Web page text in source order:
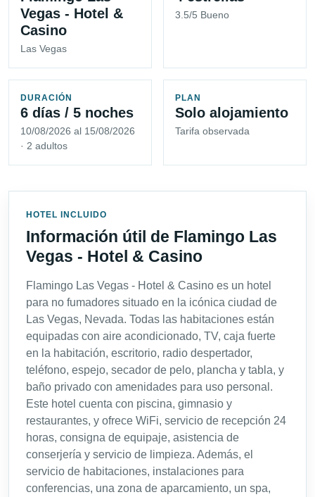
Vegas - Hotel &
Casino
Las Vegas
3.5/5 Bueno
DURACIÓN
6 días / 5 noches
10/08/2026 al 15/08/2026
· 2 adultos
PLAN
Solo alojamiento
Tarifa observada
HOTEL INCLUIDO
Información útil de Flamingo Las
Vegas - Hotel & Casino
Flamingo Las Vegas - Hotel & Casino es un hotel
para no fumadores situado en la icónica ciudad de
Las Vegas, Nevada. Todas las habitaciones están
equipadas con aire acondicionado, TV, caja fuerte
en la habitación, escritorio, radio despertador,
teléfono, espejo, secador de pelo, plancha y tabla, y
baño privado con amenidades para uso personal.
Este hotel cuenta con piscina, gimnasio y
restaurantes, y ofrece WiFi, servicio de recepción 24
horas, consigna de equipaje, asistencia de
conserjería y servicio de limpieza. Además, el
servicio de habitaciones, instalaciones para
conferencias, una zona de aparcamiento, un spa,